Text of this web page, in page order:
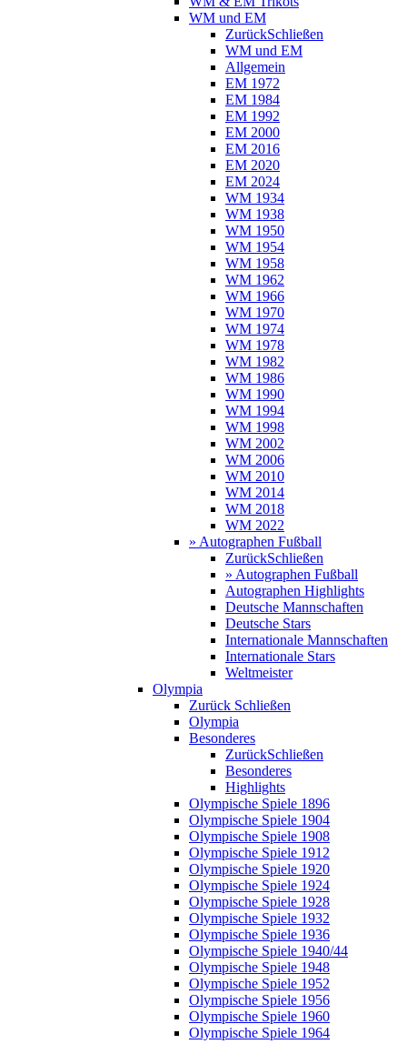
WM und EM
ZurückSchließen
WM und EM
Allgemein
EM 1972
EM 1984
EM 1992
EM 2000
EM 2016
EM 2020
EM 2024
WM 1934
WM 1938
WM 1950
WM 1954
WM 1958
WM 1962
WM 1966
WM 1970
WM 1974
WM 1978
WM 1982
WM 1986
WM 1990
WM 1994
WM 1998
WM 2002
WM 2006
WM 2010
WM 2014
WM 2018
WM 2022
» Autographen Fußball
ZurückSchließen
» Autographen Fußball
Autographen Highlights
Deutsche Mannschaften
Deutsche Stars
Internationale Mannschaften
Internationale Stars
Weltmeister
Olympia
Zurück Schließen
Olympia
Besonderes
ZurückSchließen
Besonderes
Highlights
Olympische Spiele 1896
Olympische Spiele 1904
Olympische Spiele 1908
Olympische Spiele 1912
Olympische Spiele 1920
Olympische Spiele 1924
Olympische Spiele 1928
Olympische Spiele 1932
Olympische Spiele 1936
Olympische Spiele 1940/44
Olympische Spiele 1948
Olympische Spiele 1952
Olympische Spiele 1956
Olympische Spiele 1960
Olympische Spiele 1964